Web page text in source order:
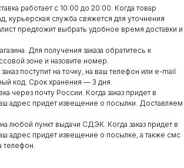
работает с 10:00 до 20:00. Когда товар
курьерская служба свяжется для уточнения
предложит выбрать удобное время доставки и
Для получения заказа обратитесь к
зоне и назовите номер.
поступит на точку, на ваш телефон или e-mail
код. Срок хранения — 3 дня.
через почту России. Когда заказ придет в
адрес придет извещение о посылки. Доставляем
любой пункт выдачи СДЭК. Когда заказ придет в
адрес придет извещение о посылке, а также смс
телефон.